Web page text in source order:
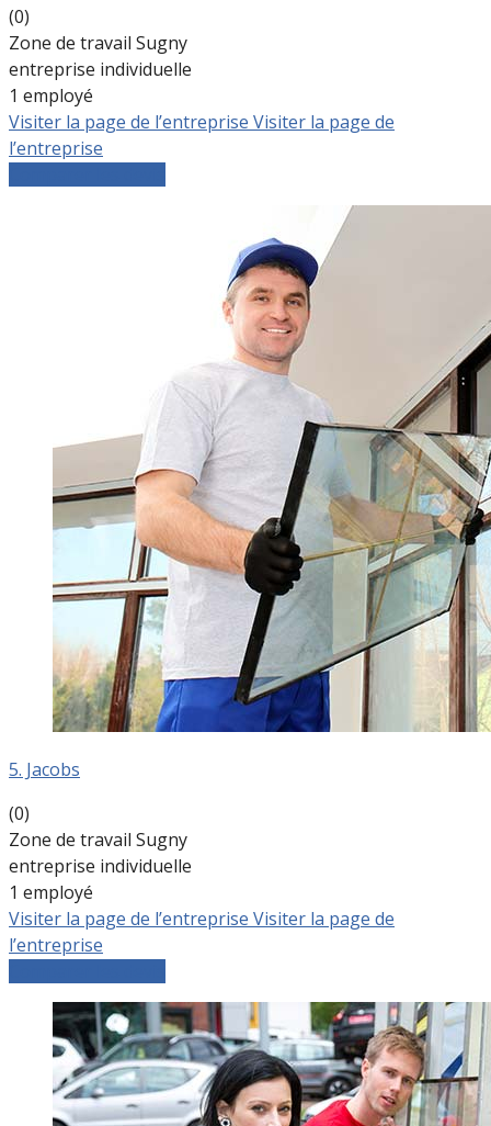
(0)
Zone de travail Sugny
entreprise individuelle
1 employé
Visiter la page de l’entreprise Visiter la page de
l’entreprise
5. Jacobs
(0)
Zone de travail Sugny
entreprise individuelle
1 employé
Visiter la page de l’entreprise Visiter la page de
l’entreprise